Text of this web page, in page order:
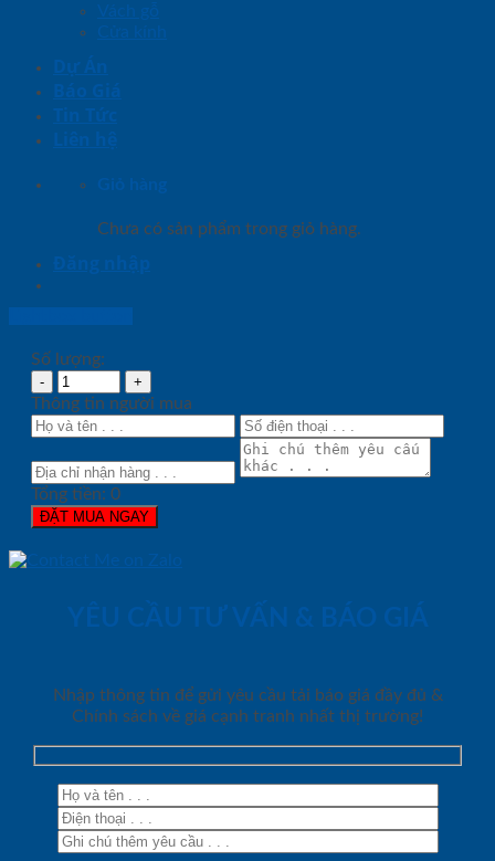
Vách gỗ
Cửa kính
Dự Án
Báo Giá
Tin Tức
Liên hệ
Giỏ hàng
Chưa có sản phẩm trong giỏ hàng.
Đăng nhập
Số lượng:
Thông tin người mua
Tổng tiền: 0
ĐẶT MUA NGAY
YÊU CẦU TƯ VẤN & BÁO GIÁ
Nhập thông tin để gửi yêu cầu tải báo giá đầy đủ &
Chính sách về giá cạnh tranh nhất thị trường!